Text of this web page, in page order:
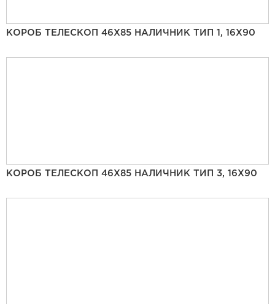
КОРОБ ТЕЛЕСКОП 46Х85 НАЛИЧНИК ТИП 1, 16Х90
КОРОБ ТЕЛЕСКОП 46Х85 НАЛИЧНИК ТИП 3, 16Х90